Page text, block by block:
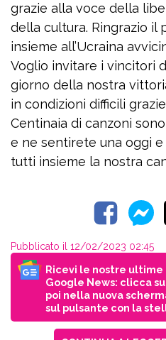
grazie alla voce della
della cultura. Ringrazio il
insieme all’Ucraina
Voglio invitare i vincitori
giorno della nostra
in condizioni difficili
Centinaia di canzoni
e ne sentirete una oggi
tutti insieme la nostra
Pubblicato il 12/02/2023 02:45
Ricevi le nostre ultime
Google News: clicca su
poi nella nuova
sul pulsante con la